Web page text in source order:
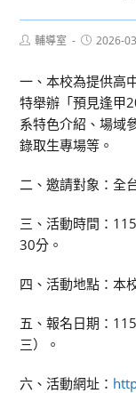
Post輔導室
Post2026-
一、本校為提供高
特舉辦「預見逢甲
系特色介紹、場域
錄取生專場等。
二、邀請對象：全
三、活動時間：
30分。
四、活動地點：本
五、報名日期：
三）。
六、活動網址：